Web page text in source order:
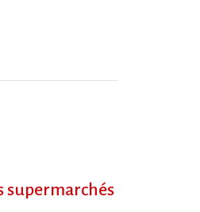
supermarchés